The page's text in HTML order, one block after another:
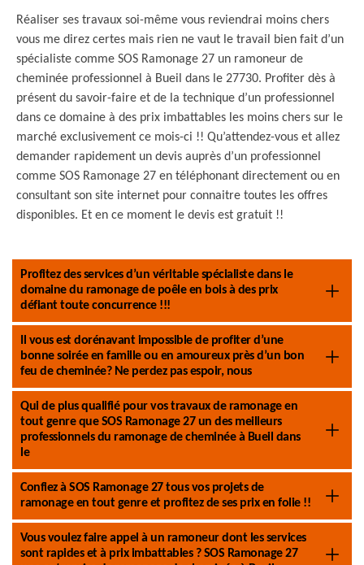
Réaliser ses travaux soi-même vous reviendrai moins chers
vous me direz certes mais rien ne vaut le travail bien fait d’un
spécialiste comme SOS Ramonage 27 un ramoneur de
cheminée professionnel à Bueil dans le 27730. Profiter dès à
présent du savoir-faire et de la technique d’un professionnel
dans ce domaine à des prix imbattables les moins chers sur le
marché exclusivement ce mois-ci !! Qu’attendez-vous et allez
demander rapidement un devis auprès d’un professionnel
comme SOS Ramonage 27 en téléphonant directement ou en
consultant son site internet pour connaitre toutes les offres
disponibles. Et en ce moment le devis est gratuit !!
Profitez des services d’un véritable spécialiste dans le
domaine du ramonage de poêle en bois à des prix
défiant toute concurrence !!!
Il vous est dorénavant impossible de profiter d’une
bonne soirée en famille ou en amoureux près d’un bon
feu de cheminée? Ne perdez pas espoir, nous
Qui de plus qualifié pour vos travaux de ramonage en
tout genre que SOS Ramonage 27 un des meilleurs
professionnels du ramonage de cheminée à Bueil dans
le
Confiez à SOS Ramonage 27 tous vos projets de
ramonage en tout genre et profitez de ses prix en folie !!
Vous voulez faire appel à un ramoneur dont les services
sont rapides et à prix imbattables ? SOS Ramonage 27